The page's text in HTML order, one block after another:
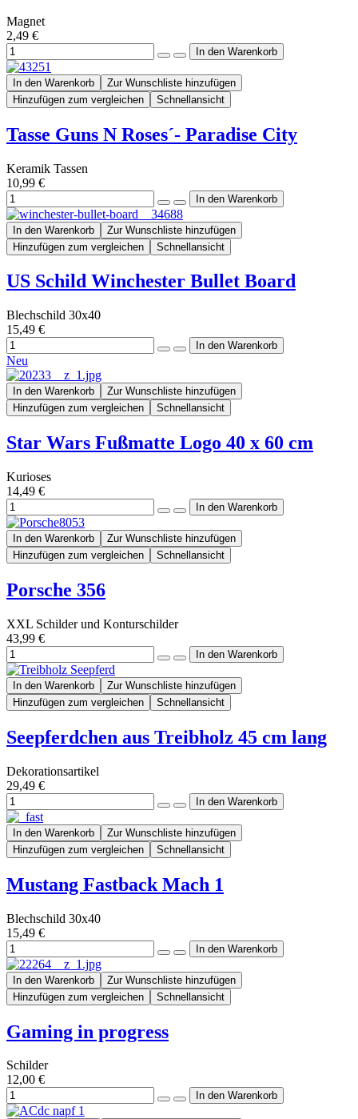
Magnet
2,49 €
In den Warenkorb
Zur Wunschliste hinzufügen
Hinzufügen zum vergleichen
Schnellansicht
Tasse Guns N Roses´- Paradise City
Keramik Tassen
10,99 €
In den Warenkorb
Zur Wunschliste hinzufügen
Hinzufügen zum vergleichen
Schnellansicht
US Schild Winchester Bullet Board
Blechschild 30x40
15,49 €
Neu
In den Warenkorb
Zur Wunschliste hinzufügen
Hinzufügen zum vergleichen
Schnellansicht
Star Wars Fußmatte Logo 40 x 60 cm
Kurioses
14,49 €
In den Warenkorb
Zur Wunschliste hinzufügen
Hinzufügen zum vergleichen
Schnellansicht
Porsche 356
XXL Schilder und Konturschilder
43,99 €
In den Warenkorb
Zur Wunschliste hinzufügen
Hinzufügen zum vergleichen
Schnellansicht
Seepferdchen aus Treibholz 45 cm lang
Dekorationsartikel
29,49 €
In den Warenkorb
Zur Wunschliste hinzufügen
Hinzufügen zum vergleichen
Schnellansicht
Mustang Fastback Mach 1
Blechschild 30x40
15,49 €
In den Warenkorb
Zur Wunschliste hinzufügen
Hinzufügen zum vergleichen
Schnellansicht
Gaming in progress
Schilder
12,00 €